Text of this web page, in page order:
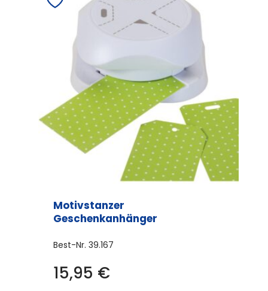
Motivstanzer
Geschenkanhänger
Best-Nr. 39.167
15,95 €